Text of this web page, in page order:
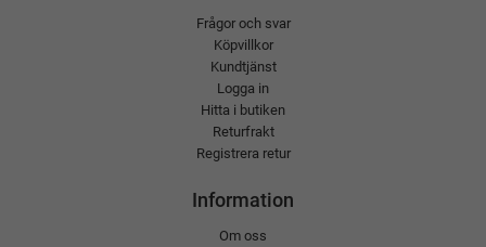
Frågor och svar
Köpvillkor
Kundtjänst
Logga in
Hitta i butiken
Returfrakt
Registrera retur
Information
Om oss